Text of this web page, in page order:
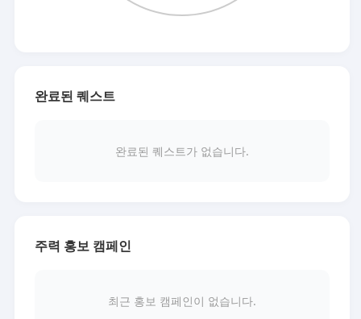
완료된 퀘스트
완료된 퀘스트가 없습니다.
주력 홍보 캠페인
최근 홍보 캠페인이 없습니다.